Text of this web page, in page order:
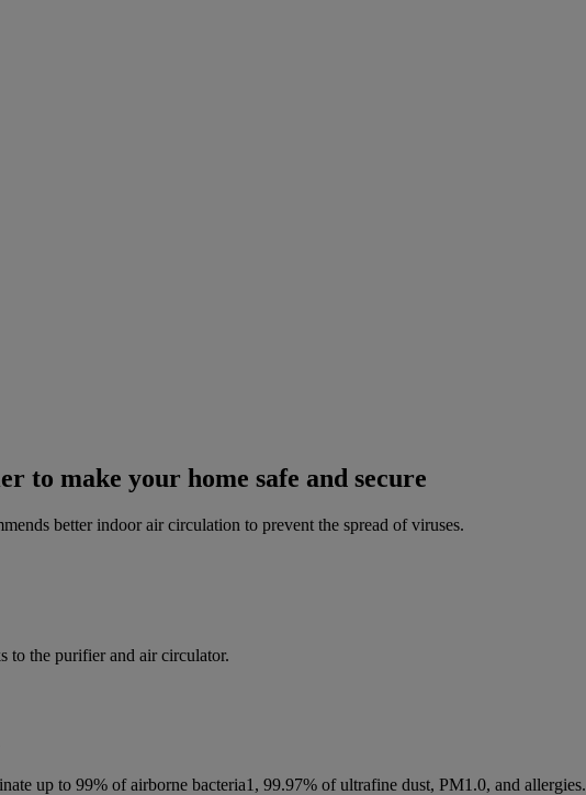
to make your home safe and secure
better indoor air circulation to prevent the spread of viruses.
to the purifier and air circulator.
up to 99% of airborne bacteria1, 99.97% of ultrafine dust, PM1.0, and allergies.